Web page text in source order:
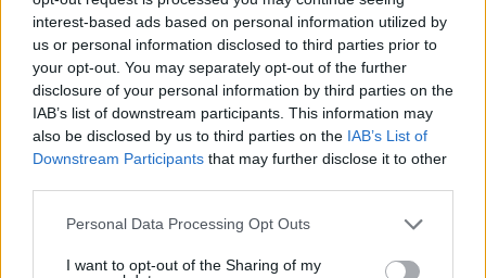
interest-based ads based on personal information utilized by
us or personal information disclosed to third parties prior to
your opt-out. You may separately opt-out of the further
disclosure of your personal information by third parties on the
IAB’s list of downstream participants. This information may
also be disclosed by us to third parties on the IAB’s List of
Downstream Participants that may further disclose it to other
Please note that this website/app uses one or more Google
not limited to your visit or usage behaviour. You may click to
Personal Data Processing Opt Outs
I want to opt-out of the Sharing of my
Ποιο αυτοκίνητο βενζίνης έκανε 1.980 χλμ με έναν
ανεφοδιασμό;